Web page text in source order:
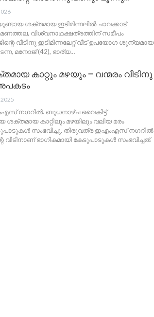
ശക്തമായ ഇടിമിന്നലിൽ ചാവക്കാട്
വിശ്വനാഥക്ഷത്രത്തിന് സമീപം
വീടിനു ഇടിമിന്നലേറ്റ് വീട് ഉപയോഗ ശൂന്യമായ
മനോജ്‌ (42), ഭാര്യ…
കാറ്റും മഴയും – വന്മരം വീടിനു
നഗറിൽ. ബുധനാഴ്ച വൈകിട്ട്
കാറ്റിലും മഴയിലും വലിയ മരം
സംഭവിച്ചു. തിരുവത്ര ഇഎംഎസ് നഗറിൽ
ഭാഗികമായി കേടുപാടുകൾ സംഭവിച്ചത്.